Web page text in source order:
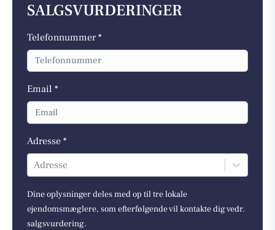
SALGSVURDERINGER
Telefonnummer *
Email *
Adresse *
Adresse
Dine oplysninger deles med op til tre lokale
ejendomsmæglere, som efterfølgende vil kontakte dig vedr.
salgsvurdering.